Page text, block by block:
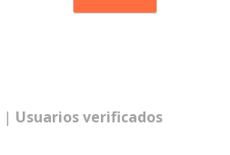
| Usuarios verificados